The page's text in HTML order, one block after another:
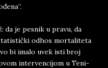
da je pe­snik u pra­vu, da
od­hos mor­ta­li­te­ta
bi ima­lo uvek isti broj
in­ter­ve­nci­jom u Te­ni­